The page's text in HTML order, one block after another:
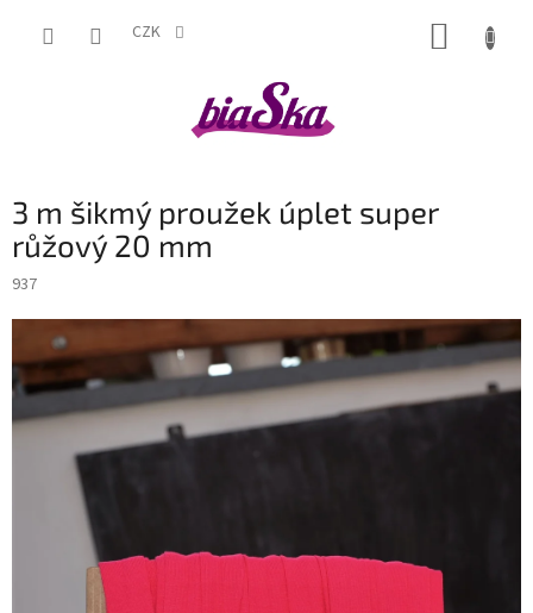
CZK
3 m šikmý proužek úplet super
růžový 20 mm
937